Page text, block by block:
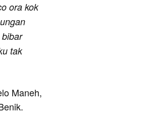
ora kok
tak
Maneh,